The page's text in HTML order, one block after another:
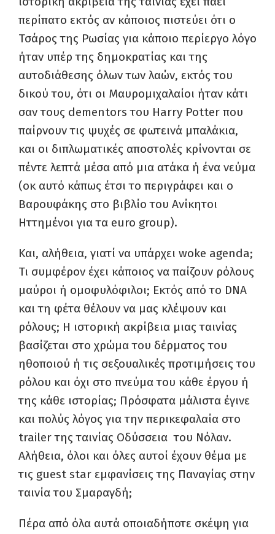
περίπατο εκτός αν κάποιος πιστεύει ότι ο
Τσάρος της Ρωσίας για κάποιο περίεργο λόγο
ήταν υπέρ της δημοκρατίας και της
αυτοδιάθεσης όλων των λαών, εκτός του
δικού του, ότι οι Μαυρομιχαλαίοι ήταν κάτι
σαν τους dementors του Harry Potter που
παίρνουν τις ψυχές σε φωτεινά μπαλάκια,
και οι διπλωματικές αποστολές κρίνονται σε
πέντε λεπτά μέσα από μια ατάκα ή ένα νεύμα
(οκ αυτό κάπως έτσι το περιγράφει και ο
Βαρουφάκης στο βιβλίο του Ανίκητοι
Ηττημένοι για τα euro group).
Και, αλήθεια, γιατί να υπάρχει woke agenda;
Τι συμφέρον έχει κάποιος να παίζουν ρόλους
μαύροι ή ομοφυλόφιλοι; Εκτός από το DNA
και τη φέτα θέλουν να μας κλέψουν και
ρόλους; Η ιστορική ακρίβεια μιας ταινίας
βασίζεται στο χρώμα του δέρματος του
ηθοποιού ή τις σεξουαλικές προτιμήσεις του
ρόλου και όχι στο πνεύμα του κάθε έργου ή
της κάθε ιστορίας; Πρόσφατα μάλιστα έγινε
και πολύς λόγος για την περικεφαλαία στο
trailer της ταινίας Οδύσσεια του Νόλαν.
Αλήθεια, όλοι και όλες αυτοί έχουν θέμα με
τις guest star εμφανίσεις της Παναγίας στην
ταινία του Σμαραγδή;
Πέρα από όλα αυτά οποιαδήποτε σκέψη για